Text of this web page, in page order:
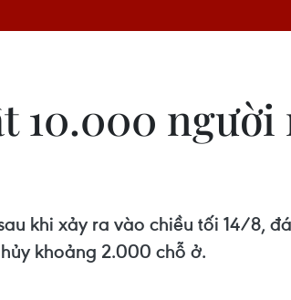
10.000 người
khi xảy ra vào chiều tối 14/8,
khoảng 2.000 chỗ ở.